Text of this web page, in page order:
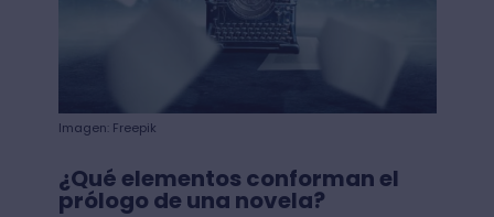
Imagen: Freepik
¿Qué elementos conforman el
prólogo de una novela?